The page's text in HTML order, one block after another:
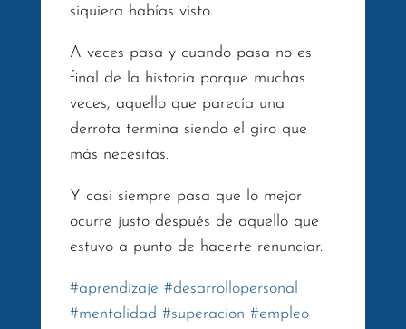
siquiera habías visto.
A veces pasa y cuando pasa no es
final de la historia porque muchas
veces, aquello que parecía una
derrota termina siendo el giro que
más necesitas.
Y casi siempre pasa que lo mejor
ocurre justo después de aquello que
estuvo a punto de hacerte renunciar.
#aprendizaje #desarrollopersonal
#mentalidad #superacion #empleo